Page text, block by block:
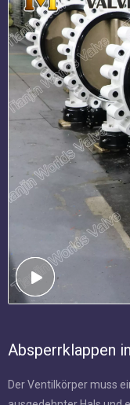
Der Ventilkörper
120'of. Der Sitz muss
Flanschdichtungen